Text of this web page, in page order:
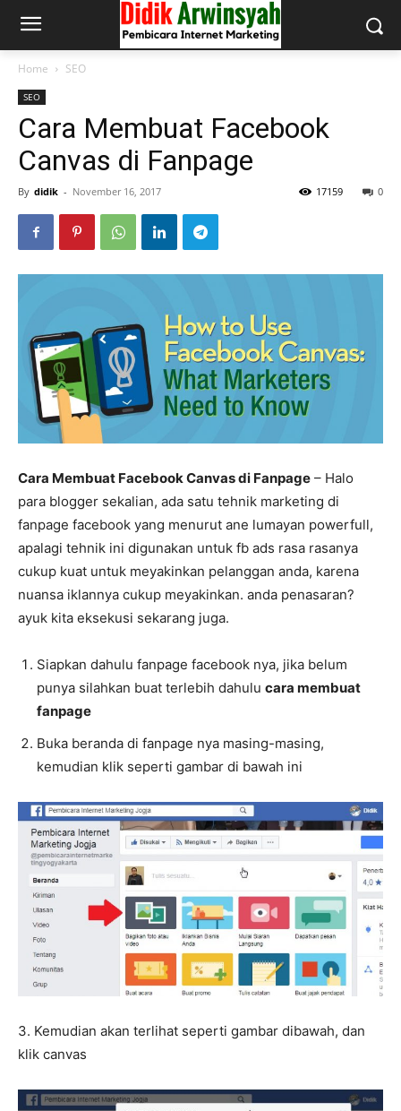
Home SEO
SEO
Cara Membuat Facebook
Canvas di Fanpage
By didik - November 16, 2017 0
17159
Cara Membuat Facebook Canvas di Fanpage – Halo
para blogger sekalian, ada satu tehnik marketing di
fanpage facebook yang menurut ane lumayan powerfull,
apalagi tehnik ini digunakan untuk fb ads rasa rasanya
cukup kuat untuk meyakinkan pelanggan anda, karena
nuansa iklannya cukup meyakinkan. anda penasaran?
ayuk kita eksekusi sekarang juga.
Siapkan dahulu fanpage facebook nya, jika belum
punya silahkan buat terlebih dahulu cara membuat
fanpage
Buka beranda di fanpage nya masing-masing,
kemudian klik seperti gambar di bawah ini
3. Kemudian akan terlihat seperti gambar dibawah, dan
klik canvas